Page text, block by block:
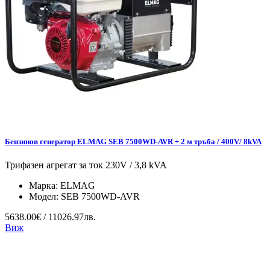
Бензинов генератор ELMAG SEB 7500WD-AVR + 2 м тръба / 400V/ 8kVA
Трифазен агрегат за ток 230V / 3,8 kVA
Марка: ELMAG
Модел: SEB 7500WD-AVR
5638.00€ / 11026.97лв.
Виж